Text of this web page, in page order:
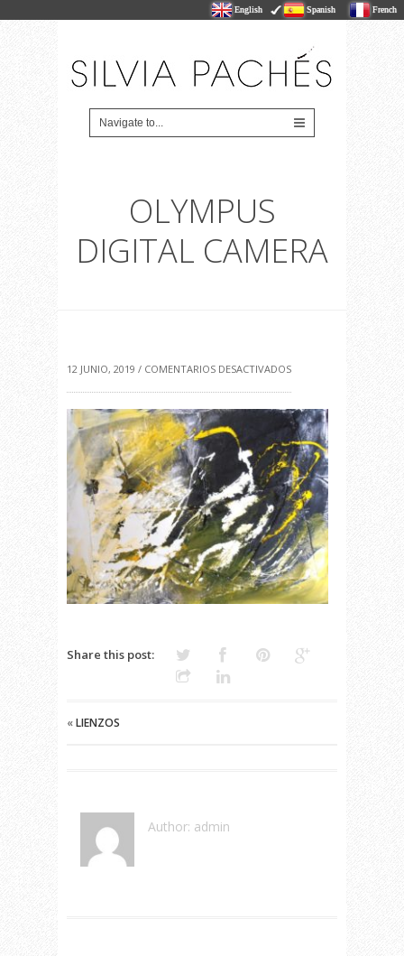
English Spanish French
OLYMPUS
DIGITAL CAMERA
12 JUNIO, 2019 / COMENTARIOS DESACTIVADOSEN
OLYMPUS
DIGITAL
CAMERA
Share this post:
«LIENZOS
Author: admin